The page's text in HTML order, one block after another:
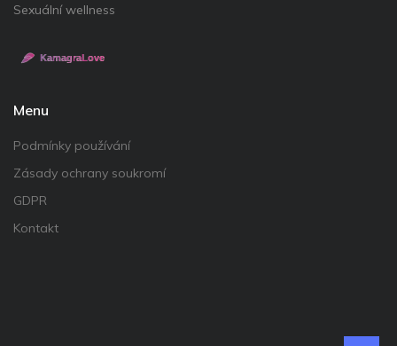
Sexuální wellness
Menu
Podmínky používání
Zásady ochrany soukromí
GDPR
Kontakt